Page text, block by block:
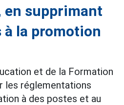
en supprimant
à la promotion
et de la Formation
les réglementations
à des postes et au